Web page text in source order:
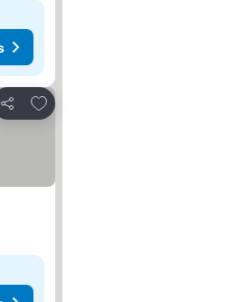
Partilhar
Adicionar aos favoritos